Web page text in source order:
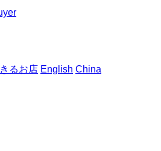
るお店 English China